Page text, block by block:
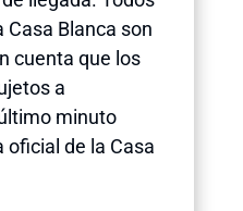
Casa Blanca son
cuenta que los
a
minuto
oficial de la Casa